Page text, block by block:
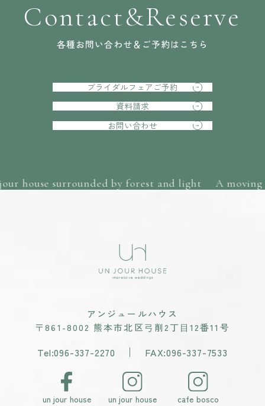
Contact&Reserve
各種お問い合わせ＆ご予約はこちら
ブライダルフェアご予約
資料請求
お問い合わせ
house surrounded by forest and light A
アンジュールハウス
〒861-8002 熊本市北区⼸削2丁⽬12番11号
Tel:096-337-2270 FAX:096-337-7533
un jour house un jour house cafe bosco